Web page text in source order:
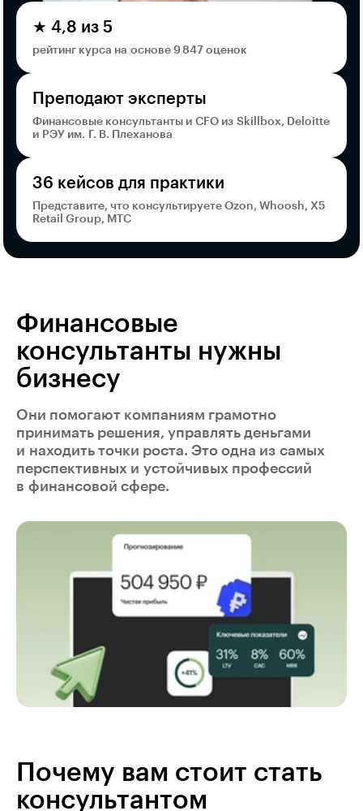
★ 4,8 из 5
рейтинг курса на основе 9 847 оценок
Преподают эксперты
Финансовые консультанты и CFO из Skillbox, Deloitte
и РЭУ им. Г. В. Плеханова
36 кейсов для практики
Представите, что консультируете Ozon, Whoosh, X5
Retail Group, МТС
Финансовые
консультанты нужны
бизнесу
Они помогают компаниям грамотно
принимать решения, управлять деньгами
и находить точки роста. Это одна из самых
перспективных и устойчивых профессий
в финансовой сфере.
Почему вам стоит стать
консультантом